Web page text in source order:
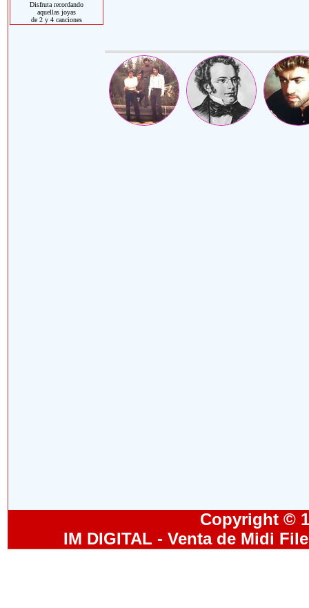
Disfruta recordando
aquellas joyas
de 2 y 4 canciones
Copyright ©
IM DIGITAL - Venta de Midi